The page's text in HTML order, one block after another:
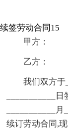
续签劳动合同15
甲方：
乙方：
我们双方于
___________
___________
续订劳动合同,